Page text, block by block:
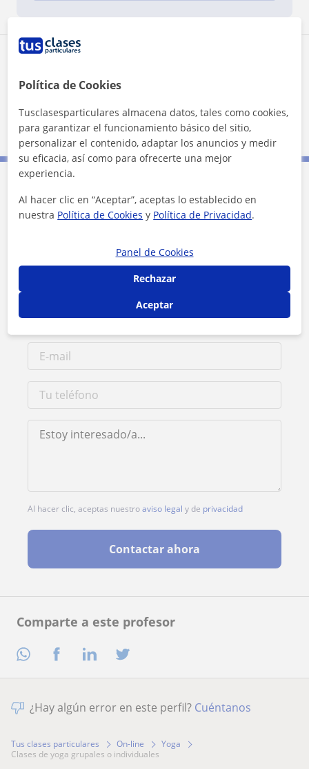
Comparte a este profesor
Zona de Mariana
Barcelona (Ciudad)
Contacta con Mariana
1ª clase gratis
Al hacer clic, aceptas nuestroaviso legal y de privacidad
Contactar ahora
¿Hay algún error en este perfil? Cuéntanos
Tus clases particulares On-line
Yoga
clases de yoga grupales o individuales
Política de Cookies
Tusclasesparticulares almacena datos, tales como cookies,
para garantizar el funcionamiento básico del sitio,
personalizar el contenido, adaptar los anuncios y medir
su eficacia, así como para ofrecerte una mejor
experiencia.
Al hacer clic en “Aceptar”, aceptas lo establecido en
nuestra Política de Cookies y Política de Privacidad.
Panel de Cookies
Rechazar
Aceptar